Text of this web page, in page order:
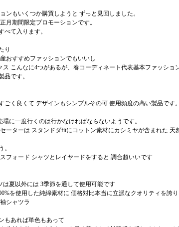
もいくつか購買しようと ずっと見回しました。
月期間限定プロモーションです。
て入ります。
り
おすすめファッションでもいいし
こんなに4つがあるが、春コーディネート代表基本ファッショ
です。
く良くて デザインもシンプルその可 使用頻度の高い製品です。
に一度行くのは行かなければならないようです。
ターは スタンドダfitにコットン素材にカシミヤが含まれた 天
。
フォード シャツとレイヤードをすると 調合超いいです
夏以外には 3季節を通して使用可能です
を使用した純綿素材に 価格対比本当に立派なクオリティを誇り
シャツラ
もあれば単色もあって